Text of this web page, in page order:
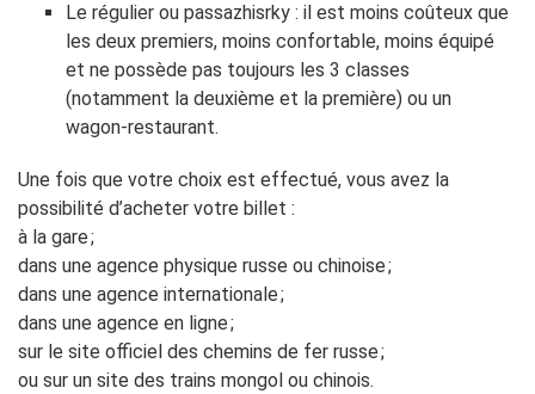
Le régulier ou passazhisrky : il est moins coûteux que
les deux premiers, moins confortable, moins équipé
et ne possède pas toujours les 3 classes
(notamment la deuxième et la première) ou un
wagon-restaurant.
Une fois que votre choix est effectué, vous avez la
possibilité d’acheter votre billet :
à la gare ;
dans une agence physique russe ou chinoise ;
dans une agence internationale ;
dans une agence en ligne ;
sur le site officiel des chemins de fer russe ;
ou sur un site des trains mongol ou chinois.